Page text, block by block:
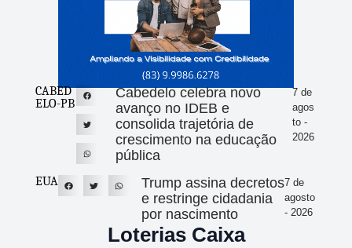
CABED
ELO-PB
Cabedelo celebra novo
avanço no IDEB e
consolida trajetória de
crescimento na educação
pública
7 de
agos
to -
2026
EUA
Trump assina decretos
e restringe cidadania
por nascimento
7 de
agosto
- 2026
Loterias Caixa